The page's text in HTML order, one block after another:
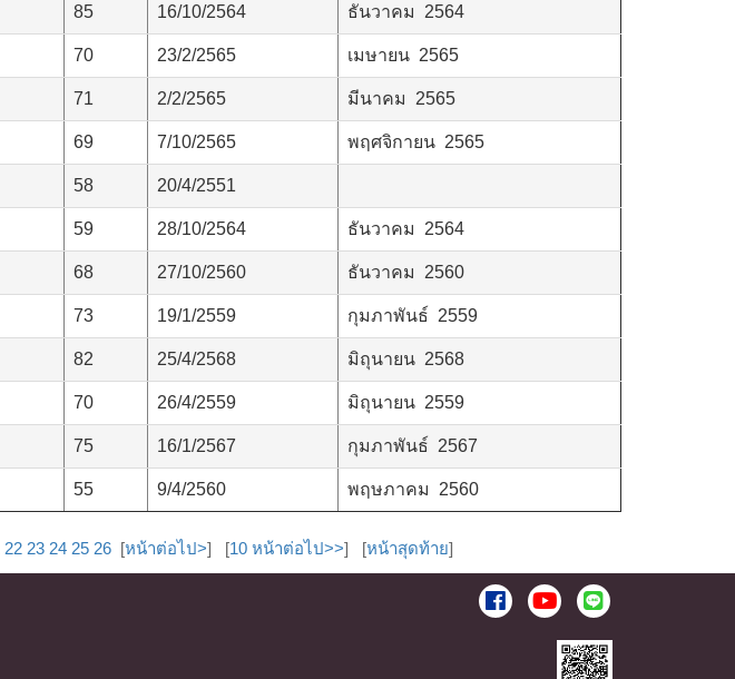
85 16/10/2564 ธันวาคม 2564
70 23/2/2565 เมษายน 2565
71 2/2/2565 มีนาคม 2565
69 7/10/2565 พฤศจิกายน 2565
58 20/4/2551
59 28/10/2564 ธันวาคม 2564
68 27/10/2560 ธันวาคม 2560
73 19/1/2559 กุมภาพันธ์ 2559
82 25/4/2568 มิถุนายน 2568
70 26/4/2559 มิถุนายน 2559
75 16/1/2567 กุมภาพันธ์ 2567
55 9/4/2560 พฤษภาคม 2560
22 23 24 25 26[หน้าต่อไป>] [10 หน้าต่อไป>>] [หน้าสุดท้าย]